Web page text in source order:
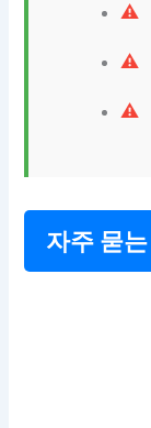
자주 묻